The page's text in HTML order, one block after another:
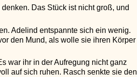
Das Stück ist nicht groß, und
Adelind entspannte sich ein wenig.
den Mund, als wolle sie ihren Körper
war ihr in der Aufregung nicht ganz
auf sich ruhen. Rasch senkte sie den